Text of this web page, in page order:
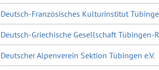
Deutsch-Französisches Kulturinstitut
Deutsch-Griechische Gesellschaft Tübingen-
Deutscher Alpenverein Sektion Tübingen e.V.